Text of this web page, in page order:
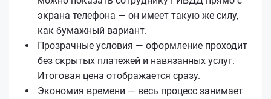
экрана телефона — он имеет такую же силу,
как бумажный вариант.
Прозрачные условия — оформление проходит
без скрытых платежей и навязанных услуг.
Итоговая цена отображается сразу.
Экономия времени — весь процесс занимает